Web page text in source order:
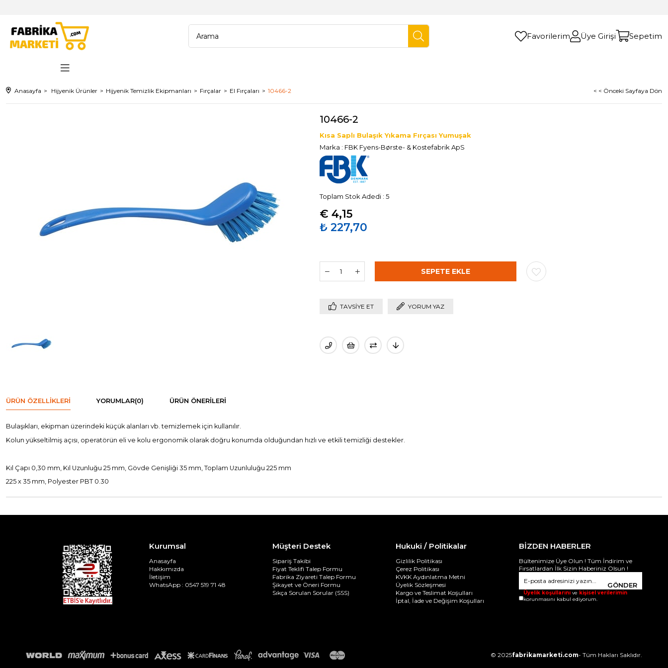
Favorilerim Üye Girişi Sepetim
Anasayfa Hijyenik Ürünler Hijyenik Temizlik Ekipmanları Fırçalar El Fırçaları 10466-2 < < Önceki Sayfaya Dön
10466-2
Kısa Saplı Bulaşık Yıkama Fırçası Yumuşak
Marka : FBK Fyens-Børste- & Kostefabrik ApS
Toplam Stok Adedi : 5
€ 4,15
₺ 227,70
TAVSIYE ET YORUM YAZ
ÜRÜN ÖZELLIKLERI YORUMLAR(0) ÜRÜN ÖNERILERI
Bulaşıkları, ekipman üzerindeki küçük alanları vb. temizlemek için kullanılır.
Kolun yükseltilmiş açısı, operatörün eli ve kolu ergonomik olarak doğru konumda olduğundan hızlı ve etkili temizliği destekler.
Kıl Çapı 0,30 mm, Kıl Uzunluğu 25 mm, Gövde Genişliği 35 mm, Toplam Uzunluluğu 225 mm
225 x 35 mm, Polyester PBT 0.30
Kurumsal
Anasayfa
Hakkımızda
İletişim
WhatsApp : 0547 519 71 48
Müşteri Destek
Sipariş Takibi
Fiyat Teklifi Talep Formu
Fabrika Ziyareti Talep Formu
Şikayet ve Öneri Formu
Sıkça Sorulan Sorular (SSS)
Hukuki / Politikalar
Gizlilik Politikası
Çerez Politikası
KVKK Aydınlatma Metni
Üyelik Sözleşmesi
Kargo ve Teslimat Koşulları
İptal, İade ve Değişim Koşulları
BİZDEN HABERLER
Bültenimize Üye Olun ! Tüm İndirim ve
Fırsatlardan İlk Sizin Haberiniz Olsun !
GÖNDER
Üyelik koşullarınıve kişisel verilerimin
korunmasını kabul ediyorum.
© 2025fabrikamarketi.com- Tüm Hakları Saklıdır.